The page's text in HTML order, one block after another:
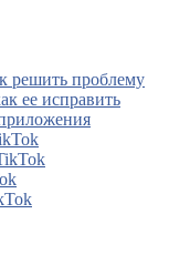
решить проблему
ее исправить